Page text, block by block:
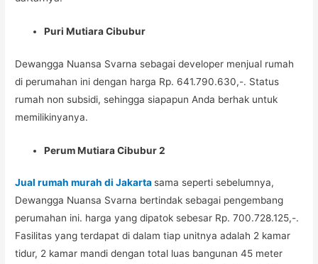
Puri Mutiara Cibubur
Dewangga Nuansa Svarna sebagai developer menjual rumah
di perumahan ini dengan harga Rp. 641.790.630,-. Status
rumah non subsidi, sehingga siapapun Anda berhak untuk
memilikinyanya.
Perum Mutiara Cibubur 2
Jual rumah murah di Jakarta sama seperti sebelumnya,
Dewangga Nuansa Svarna bertindak sebagai pengembang
perumahan ini. harga yang dipatok sebesar Rp. 700.728.125,-.
Fasilitas yang terdapat di dalam tiap unitnya adalah 2 kamar
tidur, 2 kamar mandi dengan total luas bangunan 45 meter